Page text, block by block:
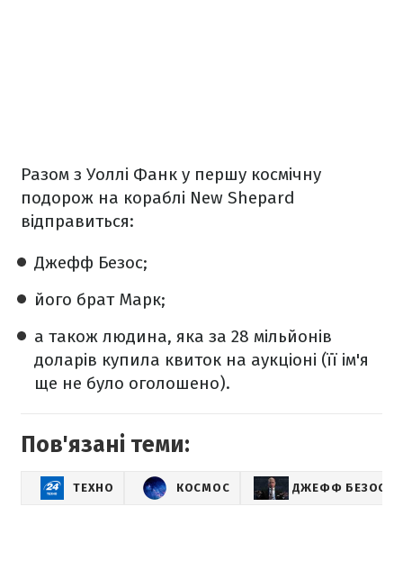
Разом з Уоллі Фанк у першу космічну
подорож на кораблі New Shepard
відправиться:
Джефф Безос;
його брат Марк;
а також людина, яка за 28 мільйонів
доларів купила квиток на аукціоні (її ім'я
ще не було оголошено).
Пов'язані теми:
ТЕХНО КОСМОС ДЖЕФФ БЕЗОС